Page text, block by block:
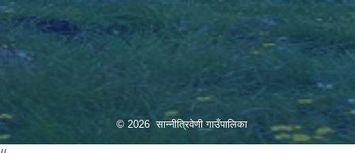
© 2026 सान्नीत्रिवेणी गाउँपालिका